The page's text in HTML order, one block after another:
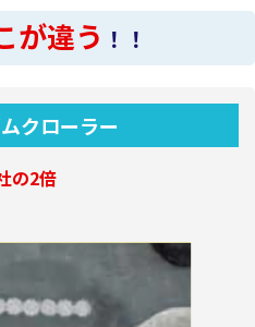
が違う ！！
クローラー
の2倍